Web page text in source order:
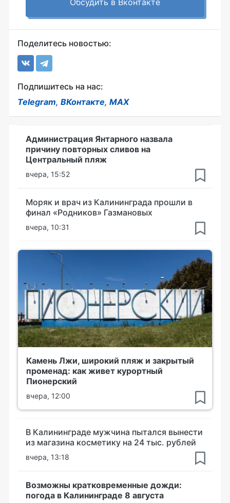
Обсудить в Вконтакте
Поделитесь новостью:
Подпишитесь на нас:
Telegram, ВКонтакте, MAX
Администрация Янтарного назвала
причину повторных сливов на
Центральный пляж
вчера, 15:52
Моряк и врач из Калининграда прошли в
финал «Родников» Газмановых
вчера, 10:31
Камень Лжи, широкий пляж и закрытый
променад: как живет курортный
Пионерский
вчера, 12:00
В Калининграде мужчина пытался вынести
из магазина косметику на 24 тыс. рублей
вчера, 13:18
Возможны кратковременные дожди:
погода в Калининграде 8 августа